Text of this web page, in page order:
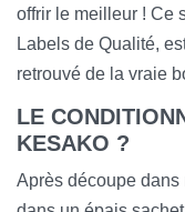
offrir le meilleur ! Ce
Labels de Qualité,
retrouvé de la vraie
LE
KESAKO ?
Après découpe